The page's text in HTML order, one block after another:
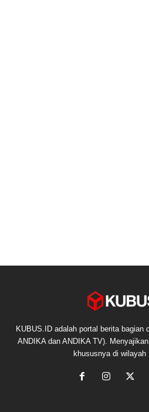
KUBUS.ID adalah portal berita bagian
ANDIKA dan ANDIKA TV).
khususnya di wilayah